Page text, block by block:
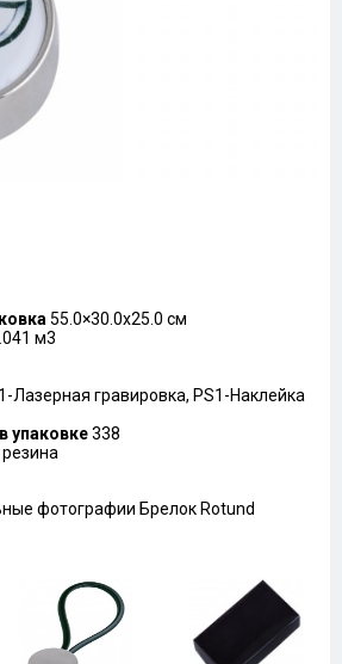
55.0×30.0x25.0 см
м3
Лазерная гравировка, PS1-Наклейка
упаковке338
фотографии Брелок Rotund